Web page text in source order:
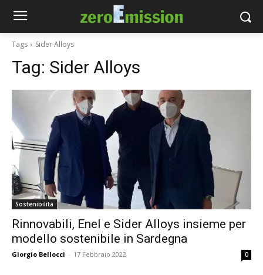
Tags Sider Alloys
Tag: Sider Alloys
Sostenibilità
Rinnovabili, Enel e Sider Alloys insieme per
modello sostenibile in Sardegna
Giorgio Bellocci - 17 Febbraio 2022 0